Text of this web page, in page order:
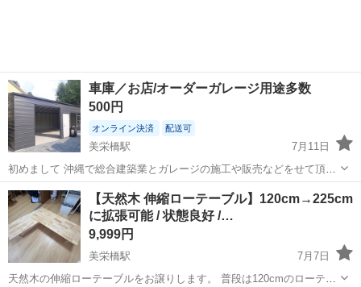
車庫／お店/オーダーガレージ用途多数
500円
オンライン決済 配送可
美栄橋駅
7月11日
初めまして 沖縄で総合建築業とガレージの施工や販売などをせて頂い
ています。 打合せ見積【無料】 基礎工事から引渡しまで私達の方で責
任をもって致します。 ※お客様の要望のサイズでのオーダーがやカラ
ーバリエーションがあり...
沖縄 那覇市 美栄橋駅 収納家具 ガレージ
【天然木 伸縮ローテーブル】120cm→225cm
に拡張可能 / 状態良好 /…
9,999円
美栄橋駅
7月7日
天然木の伸縮ローテーブルをお譲りします。 普段は120cmのローテー